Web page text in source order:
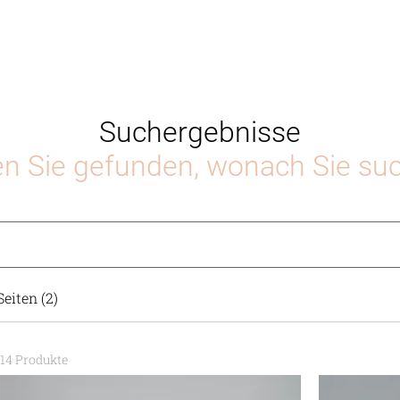
Suchergebnisse
Sie gefunden, wonach Sie
(2)
14 Produkte